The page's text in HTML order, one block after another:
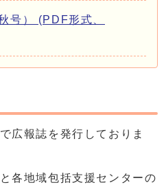
） (PDF形式、
広報誌を発行しておりま
各地域包括支援センターの